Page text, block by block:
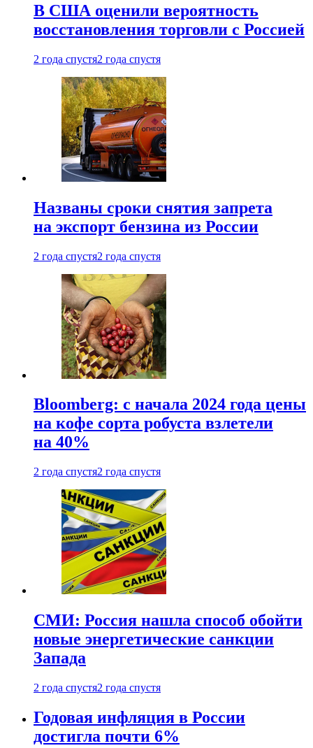
В США оценили вероятность
восстановления торговли с Россией
2 года спустя2 года спустя
Названы сроки снятия запрета
на экспорт бензина из России
2 года спустя2 года спустя
Bloomberg: с начала 2024 года цены
на кофе сорта робуста взлетели
на 40%
2 года спустя2 года спустя
СМИ: Россия нашла способ обойти
новые энергетические санкции
Запада
2 года спустя2 года спустя
Годовая инфляция в России
достигла почти 6%